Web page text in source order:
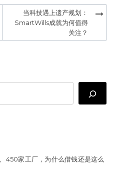
当科技遇上遗产规划：
SmartWills成就为何值得
关注？
450家工厂，为什么借钱还是这么